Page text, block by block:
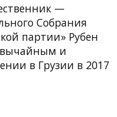
—
Собрания
партии» Рубен
и
в Грузии в 2017